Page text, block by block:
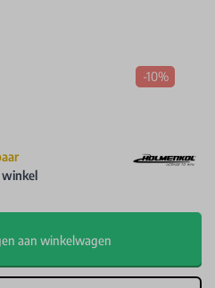
-10%
winkel
aan winkelwagen